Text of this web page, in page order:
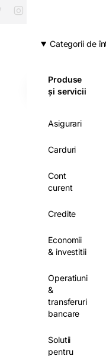
MENIU
Categorii de
Produse
și servicii
Asigurari
Carduri
Cont
curent
Credite
Economii
& investitii
Operatiuni
&
transferuri
bancare
Solutii
pentru